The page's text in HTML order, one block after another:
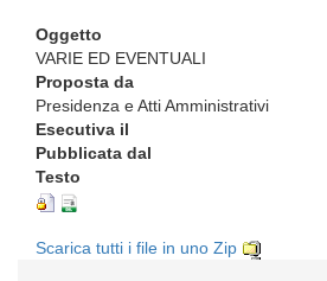
Oggetto
VARIE ED EVENTUALI
Proposta da
Presidenza e Atti Amministrativi
Esecutiva il
Pubblicata dal
Testo
Scarica tutti i file in uno Zip